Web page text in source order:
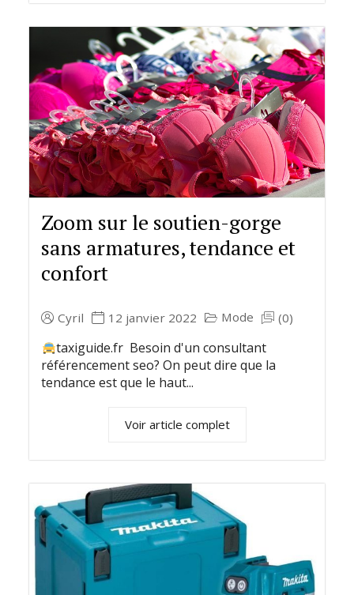
Zoom sur le soutien-gorge
sans armatures, tendance et
confort
Cyril 12 janvier 2022 Mode (0)
taxiguide.fr Besoin d'un consultant
référencement seo? On peut dire que la
tendance est que le haut...
Voir article complet